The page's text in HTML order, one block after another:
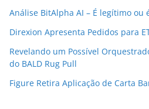
Análise BitAlpha AI – É legítimo ou
Direxion Apresenta Pedidos para
Revelando um Possível
do BALD Rug Pull
Figure Retira Aplicação de Carta